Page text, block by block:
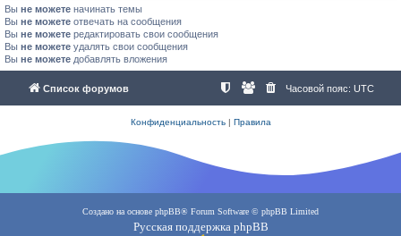
Вы не можете начинать темы
Вы не можете отвечать на сообщения
Вы не можете редактировать свои сообщения
Вы не можете удалять свои сообщения
Вы не можете добавлять вложения
Список форумов Часовой пояс: UTC
Конфиденциальность| Правила
Создано на основе phpBB® Forum Software © phpBB Limited
Русская поддержка phpBB